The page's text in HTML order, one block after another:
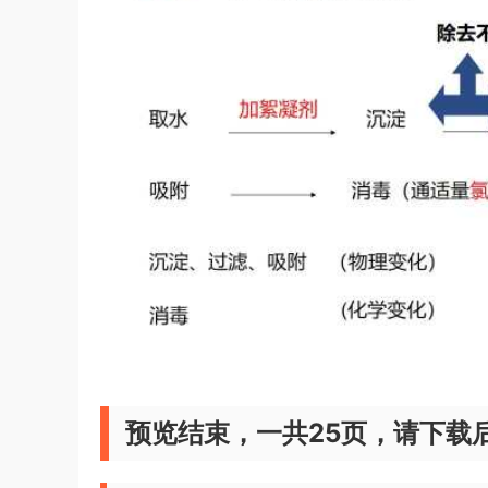
预览结束，一共25页，请下载